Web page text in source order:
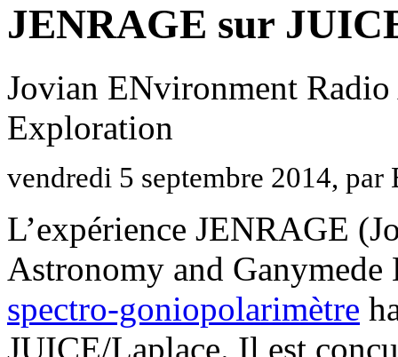
JENRAGE sur
Jovian ENvironment
Exploration
vendredi 5 septembre 2014, par
L’expérience JENRAGE
Astronomy and
spectro-goniopolarimètre
JUICE/Laplace. Il est